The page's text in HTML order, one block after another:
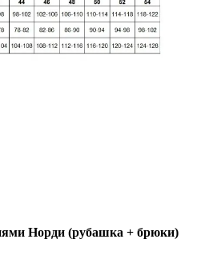
Норди (рубашка + брюки)